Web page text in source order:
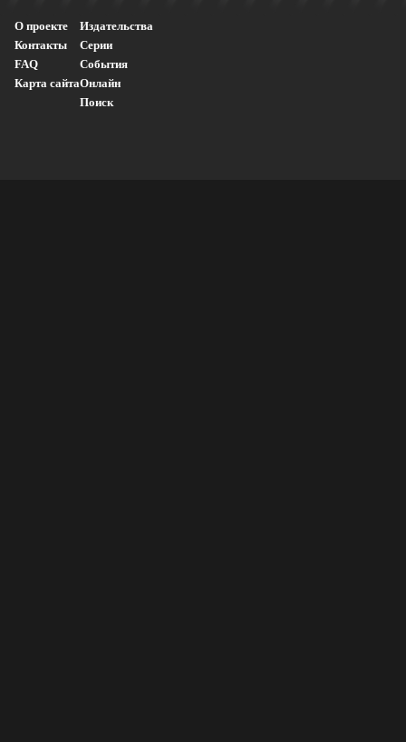
О проекте
Контакты
FAQ
Карта сайта
Издательства
Серии
События
Онлайн
Поиск